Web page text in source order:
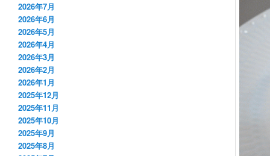
2026年7月
2026年6月
2026年5月
2026年4月
2026年3月
2026年2月
2026年1月
2025年12月
2025年11月
2025年10月
2025年9月
2025年8月